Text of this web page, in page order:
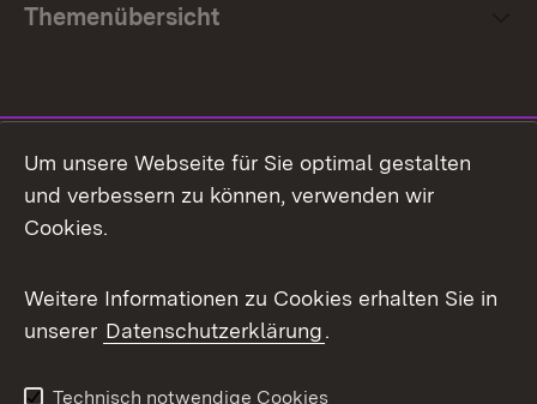
Themenübersicht
Facebook
X / Twitter
Youtube
Um unsere Webseite für Sie optimal gestalten
und verbessern zu können, verwenden wir
Cookies.
Weitere Informationen zu Cookies erhalten Sie in
unserer Datenschutzerklärung.
Technisch notwendige Cookies